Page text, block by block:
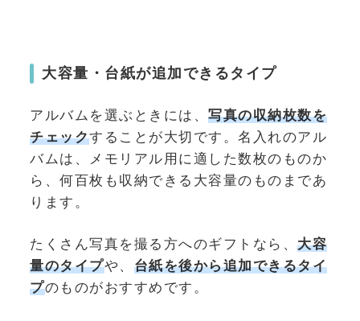
大容量・台紙が追加できるタイプ
アルバムを選ぶときには、 写真の収納枚数を
チェックすることが大切です。名入れのアル
バムは、メモリアル用に適した数枚のものか
ら、何百枚も収納できる大容量のものまであ
ります。
たくさん写真を撮る方へのギフトなら、 大容
量のタイプや、 台紙を後から追加できるタイ
プのものがおすすめです。